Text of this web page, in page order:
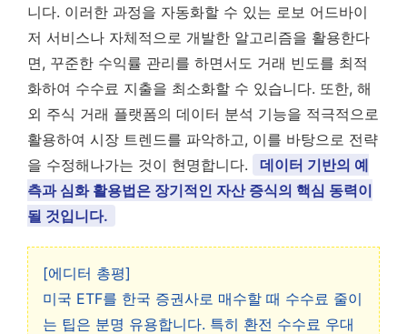
니다. 이러한 과정을 자동화할 수 있는 로보 어드바이
저 서비스나 자체적으로 개발한 알고리즘을 활용한다
면, 꾸준한 수익률 관리를 하면서도 거래 빈도를 최적
화하여 수수료 지출을 최소화할 수 있습니다. 또한, 해
외 주식 거래 플랫폼의 데이터 분석 기능을 적극적으로
활용하여 시장 트렌드를 파악하고, 이를 바탕으로 전략
을 수정해나가는 것이 현명합니다.
데이터 기반의 예
측과 심화 활용법은 장기적인 자산 증식의 핵심 동력이
될 것입니다.
[에디터 총평]
미국 ETF를 한국 증권사로 매수할 때 수수료 줄이
는 팁은 분명 유용합니다. 특히 환전 수수료 우대